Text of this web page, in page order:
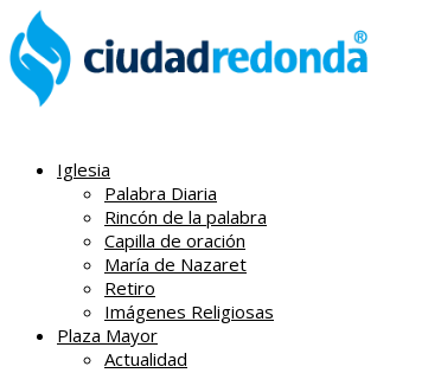
Iglesia
Palabra Diaria
Rincón de la palabra
Capilla de oración
María de Nazaret
Retiro
Imágenes Religiosas
Plaza Mayor
Actualidad